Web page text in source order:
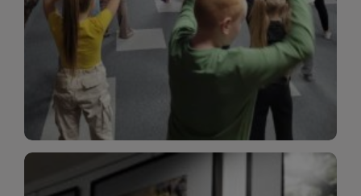
Dla Dzieci
To miejsce stworzone z myślą o najmłodszych
czytelnikach i ich rodzicach. Znajdziesz tu